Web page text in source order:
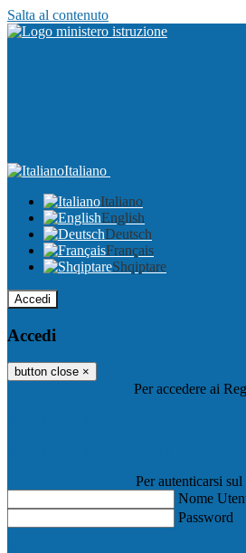
Salta al contenuto
Italiano
Italiano
English
Deutsch
Français
Shqiptare
Accedi
Accedi
button close ×
Per accedere ai
Per autenticarsi sul
Nome
Password